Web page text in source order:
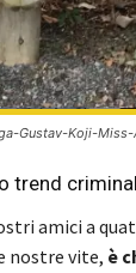
Gustav-Koji-Miss-
trend
amici a
nostre vite, è